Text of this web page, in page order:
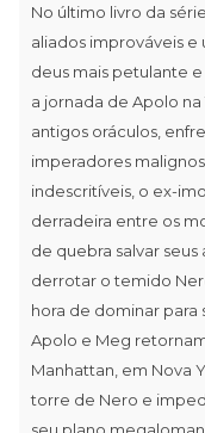
No último livro da
aliados improváveis
deus mais petulante
a jornada de Apolo
antigos oráculos,
imperadores
indescritíveis, o ex-
derradeira entre os
de quebra salvar
derrotar o temido
hora de dominar para
Apolo e Meg
Manhattan, em Nova
torre de Nero e
seu plano